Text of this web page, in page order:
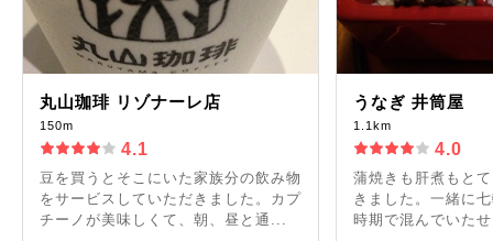
丸山珈琲 リゾナーレ店
150m
4.1
豆を買うとそこにいた家族分の飲み物
をサービスしていただきました。カプ
チーノが美味しくて、朝、昼と通...
うなぎ 井筒屋
1.1km
4.0
蒲焼きも肝煮もと
きました。一緒に
時期で混んでいた